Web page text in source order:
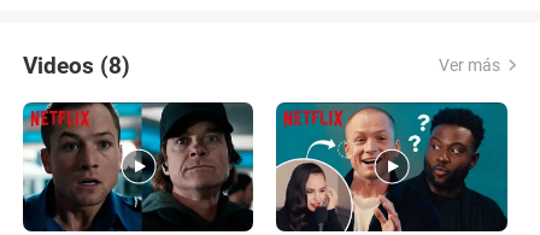
Videos (8) Ver más